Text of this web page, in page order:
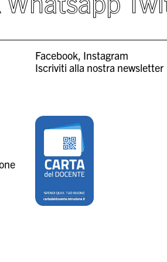
Facebook Instagram
Iscriviti alla nostra newsletter